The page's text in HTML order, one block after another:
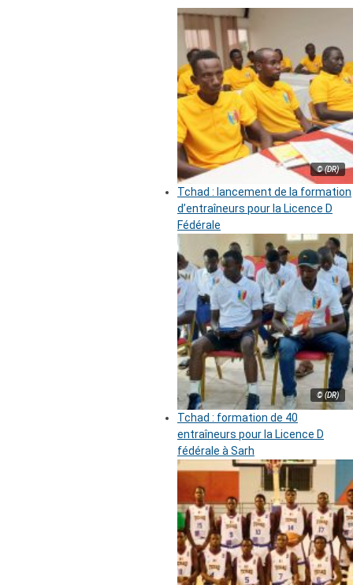
© (DR)
Tchad : lancement de la formation
d’entraîneurs pour la Licence D
Fédérale
© (DR)
Tchad : formation de 40
entraîneurs pour la Licence D
fédérale à Sarh